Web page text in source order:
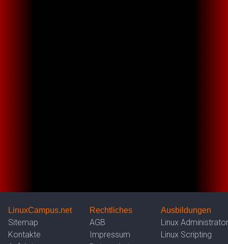
LinuxCampus.net Rechtliches Ausbildungen
Sitemap AGB
Linux Administrator
Kontakte
Impressum
Linux Scripting